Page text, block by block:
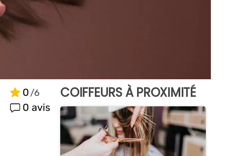
0
0 avis
COIFFEURS À PROXIMITÉ